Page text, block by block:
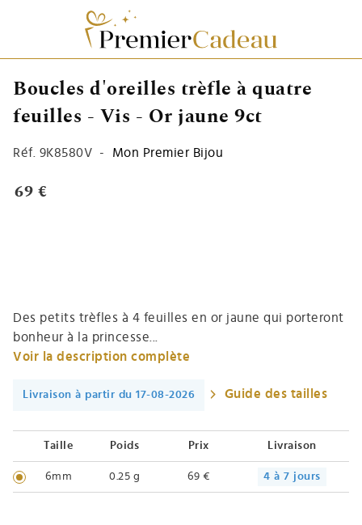
Boucles d'oreilles trèfle à quatre
feuilles - Vis - Or jaune 9ct
Réf. 9K8580V - Mon Premier Bijou
69 €
Des petits trèfles à 4 feuilles en or jaune qui porteront
bonheur à la princesse...
Voir la description complète
Livraison à partir du 17-08-2026 Guide des tailles
Taille Poids Prix Livraison
6mm 0.25 g 69 € 4 à 7 jours